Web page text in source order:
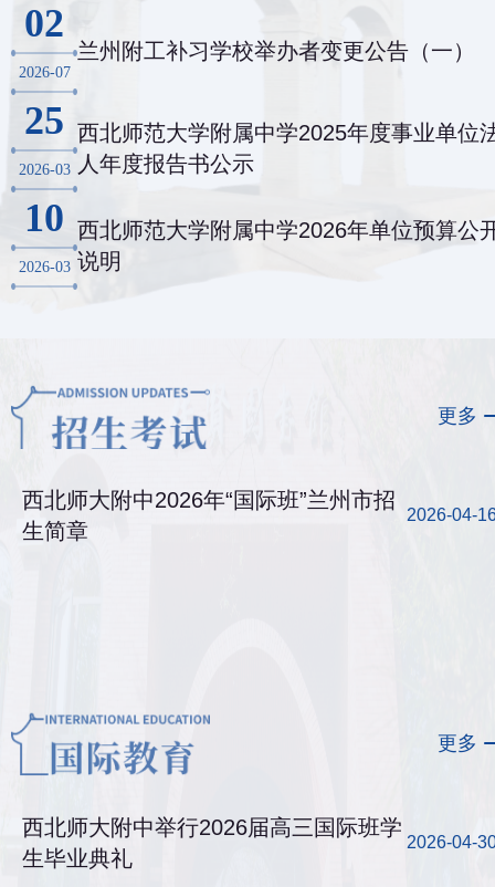
02
2026-07
兰州附工补习学校举办者变更公告（一）
25
2026-03
西北师范大学附属中学2025年度事业单位
人年度报告书公示
10
2026-03
西北师范大学附属中学2026年单位预算公
说明
更多
西北师大附中2026年“国际班”兰州市招
生简章
2026-04-
更多
西北师大附中举行2026届高三国际班学
生毕业典礼
2026-04-